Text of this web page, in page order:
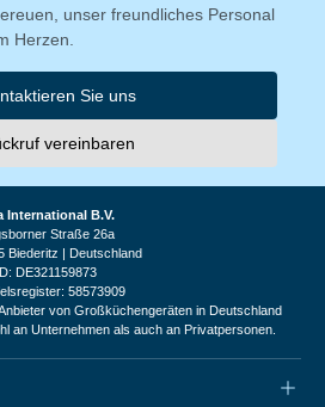
unser freundliches Personal
Herzen.
Sie uns
vereinbaren
International B.V.
Straße 26a
Biederitz | Deutschland
DE321159873
58573909
von Großküchengeräten in Deutschland
an Unternehmen als auch an Privatpersonen.